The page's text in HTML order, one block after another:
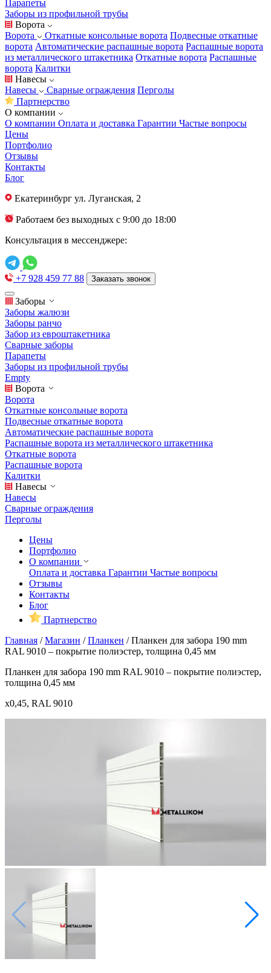
Парапеты
Заборы из профильной трубы
Ворота
Ворота
Откатные консольные ворота Подвесные откатные
ворота Автоматические распашные ворота Распашные ворота
из металлического штакетника Откатные ворота Распашные
ворота Калитки
Навесы
Навесы
Сварные ограждения Перголы
Партнерство
О компании
О компании Оплата и доставка Гарантии Частые вопросы
Цены
Портфолио
Отзывы
Контакты
Блог
Екатеринбург ул. Луганская, 2
Работаем без выходных с 9:00 до 18:00
Консультация в мессенджере:
+7 928 459 77 88 Заказать звонок
Заборы
Заборы жалюзи
Заборы ранчо
Забор из евроштакетника
Сварные заборы
Парапеты
Заборы из профильной трубы
Empty
Ворота
Ворота
Откатные консольные ворота
Подвесные откатные ворота
Автоматические распашные ворота
Распашные ворота из металлического штакетника
Откатные ворота
Распашные ворота
Калитки
Навесы
Навесы
Сварные ограждения
Перголы
Цены
Портфолио
О компании
Оплата и доставка Гарантии Частые вопросы
Отзывы
Контакты
Блог
Партнерство
Главная /Магазин /Планкен /Планкен для забора 190 mm
RAL 9010 – покрытие полиэстер, толщина 0,45 мм
Планкен для забора 190 mm RAL 9010 – покрытие полиэстер,
толщина 0,45 мм
x0,45, RAL 9010